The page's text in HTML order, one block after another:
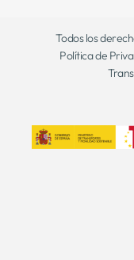
Todos los
Política de